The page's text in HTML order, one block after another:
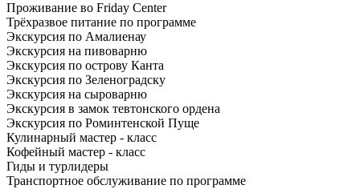
Проживание во Friday Center
Трёхразвое питание по программе
Экскурсия по Амалиенау
Экскурсия на пивоварню
Экскурсия по острову Канта
Экскурсия по Зеленоградску
Экскурсия на сыроварню
Экскурсия в замок тевтонского ордена
Экскурсия по Роминтенской Пуще
Кулинарный мастер - класс
Кофейный мастер - класс
Гиды и турлидеры
Транспортное обслуживание по программе